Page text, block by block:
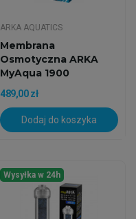
ARKA AQUATICS
Membrana
Osmotyczna ARKA
MyAqua 1900
Oryginalny Wkład...
489,00 zł
Dodaj do koszyka
Wysyłka w 24h